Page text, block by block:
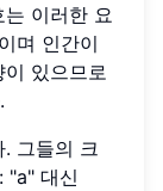
이러한 요
며 인간이
있으므로
그들의 크
"a" 대신